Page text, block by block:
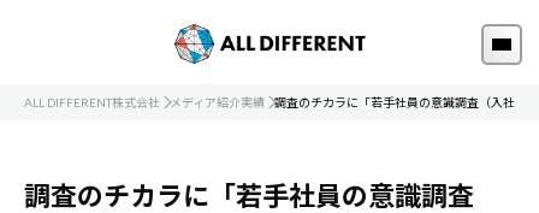
ALL DIFFERENT株式会社 メディア紹介実績 調査のチカラに「若手社員の意識調査（入社前
調査のチカラに「若手社員の意識調査